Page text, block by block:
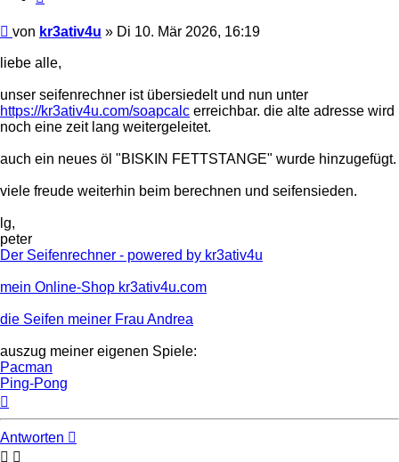
Beitrag
von kr3ativ4u » Di 10. Mär 2026, 16:19
liebe alle,
unser seifenrechner ist übersiedelt und nun unter
https://kr3ativ4u.com/soapcalc erreichbar. die alte adresse wird
noch eine zeit lang weitergeleitet.
auch ein neues öl "BISKIN FETTSTANGE" wurde hinzugefügt.
viele freude weiterhin beim berechnen und seifensieden.
lg,
peter
Der Seifenrechner - powered by kr3ativ4u
mein Online-Shop kr3ativ4u.com
die Seifen meiner Frau Andrea
auszug meiner eigenen Spiele:
Pacman
Ping-Pong
Antworten